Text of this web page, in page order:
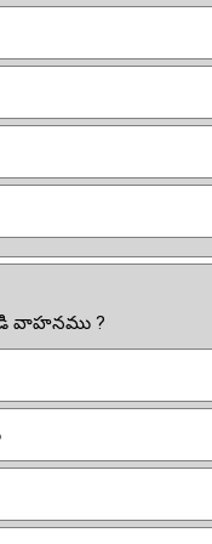
వాహనము ?